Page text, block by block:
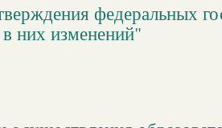
федеральных
в них изменений"